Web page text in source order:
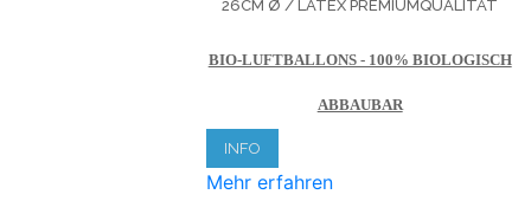
26CM Ø / LATEX PREMIUMQUALITÄT
BIO-LUFTBALLONS - 100% BIOLOGISCH
ABBAUBAR
INFO
Mehr erfahren